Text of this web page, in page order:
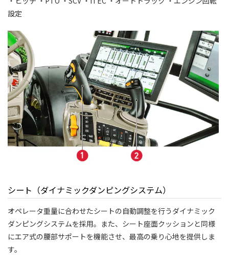
設定
シート（ダイナミックダンピングシステム）
オペレータ重量に合わせたシートの自動調整を行うダイナミック
ダンピングシステムを採用。また、シート座面クッションと同様
にエア式の腰部サポートを機能させ、最高の乗り心地を提供しま
す。